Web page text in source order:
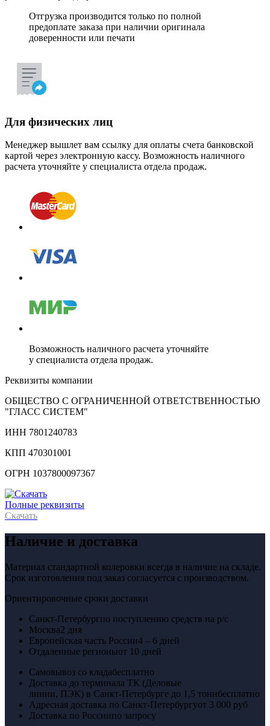
Отгрузка производится только по полной
предоплате заказа при наличии оригинала
доверенности или печати
Для физических лиц
Менеджер вышлет вам ссылку для оплаты счета банковской
картой через электронную кассу. Возможность наличного
расчета уточняйте у специалиста отдела продаж.
Возможность наличного расчета уточняйте
у специалиста отдела продаж.
Реквизиты компании
ОБЩЕСТВО С ОГРАНИЧЕННОЙ ОТВЕТСТВЕННОСТЬЮ
"ГЛАСС СИСТЕМ"
ИНН 7801240783
КПП 470301001
ОГРН 1037800097367
Полные реквизиты
Скачать
Наличие и доставка
Материал стандартной колеровки всегда в наличие на складе.
Срок изготовления под заказ согласуется с производством.
Ориентировочные сроки доставки
Санкт-Петербургпо поступлению средств на р/с
Москва2 дня
Европейская часть России4 – 6 дней
Отдаленные регионыот 10 дней
Самовывоз со кладабесплатно
Доставка до терминала ТК (Деловые
линии, ПЭК) в Санкт-Петербурге до 1,5 тоннбесплатно
Адресная доставка по Санкт-Петербургуот 3 000 руб
Доставка по Россиипо запросу